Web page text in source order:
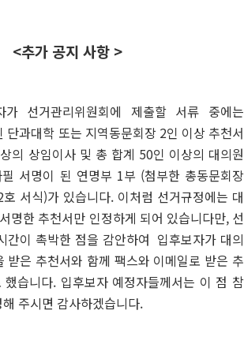
<추가 공지 사항 >
가 선거관리위원회에 제출할 서류 중에는
단과대학 또는 지역동문회장 2인 이상 추천서
의 상임이사 및 총 합계 50인 이상의 대의원
서명이 된 연명부 1부 (첨부한 총동문회장
서식)가 있습니다. 이처럼 선거규정에는 대
명한 추천서만 인정하게 되어 있습니다만, 선
간이 촉박한 점을 감안하여 입후보자가 대의
받은 추천서와 함께 팩스와 이메일로 받은 추
했습니다. 입후보자 예정자들께서는 이 점 참
주시면 감사하겠습니다.